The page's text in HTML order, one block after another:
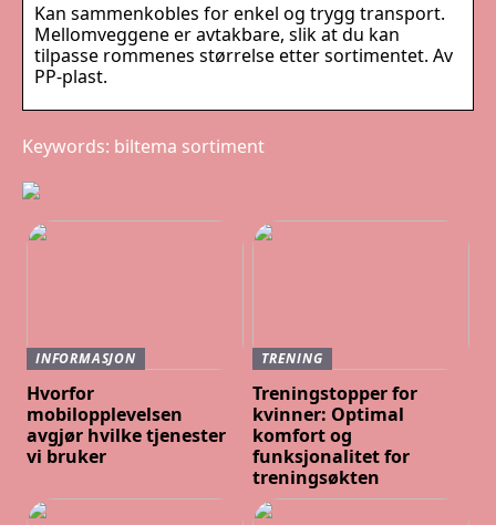
Kan sammenkobles for enkel og trygg transport.
Mellomveggene er avtakbare, slik at du kan
tilpasse rommenes størrelse etter sortimentet. Av
PP-plast.
Keywords: biltema sortiment
INFORMASJON
Hvorfor
mobilopplevelsen
avgjør hvilke tjenester
vi bruker
TRENING
Treningstopper for
kvinner: Optimal
komfort og
funksjonalitet for
treningsøkten